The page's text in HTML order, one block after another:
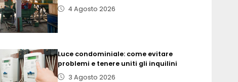
4 Agosto 2026
Luce condominiale: come evitare
problemi e tenere uniti gli inquilini
3 Agosto 2026